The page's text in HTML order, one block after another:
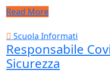
Read More
Scuola Informati
Responsabile
Sicurezza